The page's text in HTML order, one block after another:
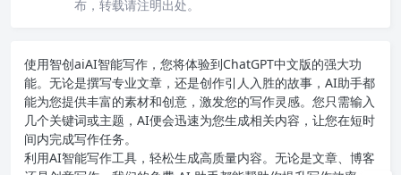
布，转载请注明出处。
使用智创aiAI智能写作 ，您将体验到ChatGPT中文版的强大功
能。无论是撰写专业文章，还是创作引人入胜的故事，AI助手都
能为您提供丰富的素材和创意，激发您的写作灵感。您只需输入
几个关键词或主题，AI便会迅速为您生成相关内容，让您在短时
间内完成写作任务。
利用AI智能写作工具，轻松生成高质量内容。无论是文章、博客